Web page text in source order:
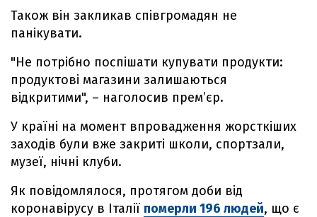
Також він закликав співгромадян не
панікувати.
"Не потрібно поспішати купувати продукти:
продуктові магазини залишаються
відкритими", – наголосив прем’єр.
У країні на момент впровадження жорсткіших
заходів були вже закриті школи, спортзали,
музеї, нічні клуби.
Як повідомлялося, протягом доби від
коронавірусу в Італії померли 196 людей, що є